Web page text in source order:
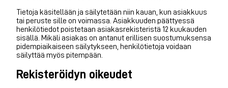
Tietoja käsitellään ja säilytetään niin kauan, kun asiakkuus
tai peruste sille on voimassa. Asiakkuuden päättyessä
henkilötiedot poistetaan asiakasrekisteristä 12 kuukauden
sisällä. Mikäli asiakas on antanut erillisen suostumuksensa
pidempiaikaiseen säilytykseen, henkilötietoja voidaan
säilyttää myös pitempään.
Rekisteröidyn oikeudet